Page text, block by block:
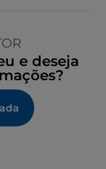
e deseja